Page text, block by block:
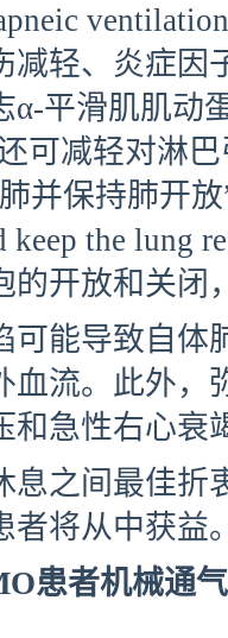
减轻、炎症因
α-平滑肌肌动
可减轻对淋
并保持肺开
keep the lung
的开放和关闭
可能导致自体
血流。此外，
和急性右心衰
息之间最佳折
者将从中获益
患者机械通